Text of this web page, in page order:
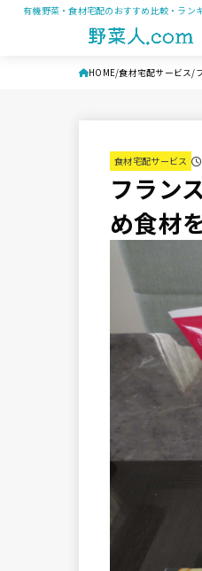
有機野菜・食材宅配のおすすめ比較・ラン
HOME 食材宅配サービス
食材宅配サービス
フラン
め食材